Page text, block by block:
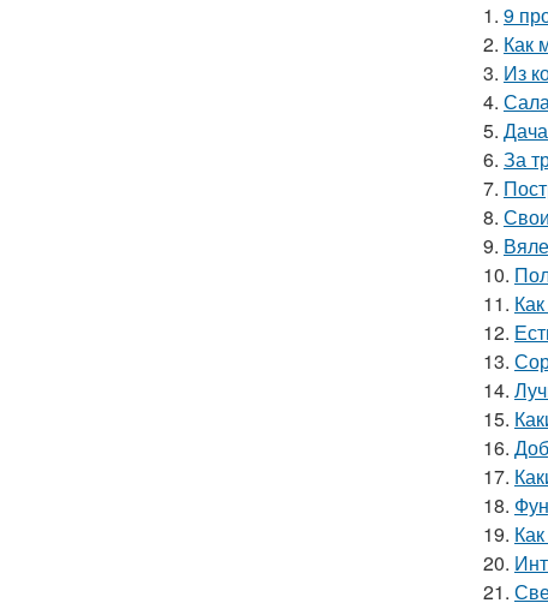
1. 9
2. Как
3. Из
4.
5.
6. За
7.
8.
9.
10.
11.
12.
13.
14.
15.
16.
17.
18.
19.
20.
21.